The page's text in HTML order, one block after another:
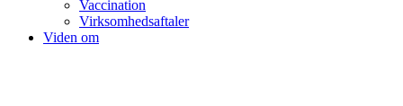
Vaccination
Virksomhedsaftaler
Viden om